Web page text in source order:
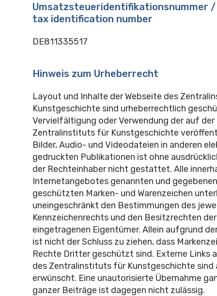
Umsatzsteueridentifikationsnummer /
tax identification number
DE811335517
Hinweis zum Urheberrecht
Layout und Inhalte der Webseite des
Kunstgeschichte sind urheberrechtlich
Vervielfältigung oder Verwendung der auf der
Zentralinstituts für Kunstgeschichte
Bilder, Audio- und Videodateien in anderen
gedruckten Publikationen ist ohne
der Rechteinhaber nicht gestattet. Alle
Internetangebotes genannten und
geschützten Marken- und Warenzeichen
uneingeschränkt den Bestimmungen des
Kennzeichenrechts und den Besitzrechten
eingetragenen Eigentümer. Allein aufgrund
ist nicht der Schluss zu ziehen, dass
Rechte Dritter geschützt sind. Externe Links
des Zentralinstituts für Kunstgeschichte sind
erwünscht. Eine unautorisierte Übernahme
ganzer Beiträge ist dagegen nicht zulässig.